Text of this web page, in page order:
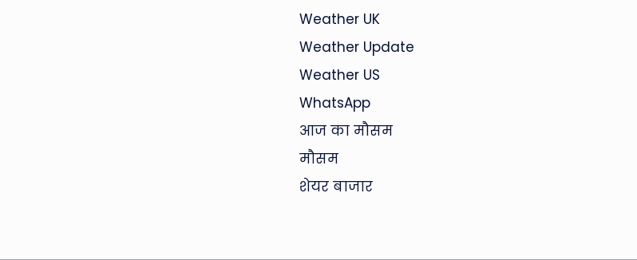
Weather UK
Weather Update
Weather US
WhatsApp
आज का मौसम
मौसम
शेयर बाजार